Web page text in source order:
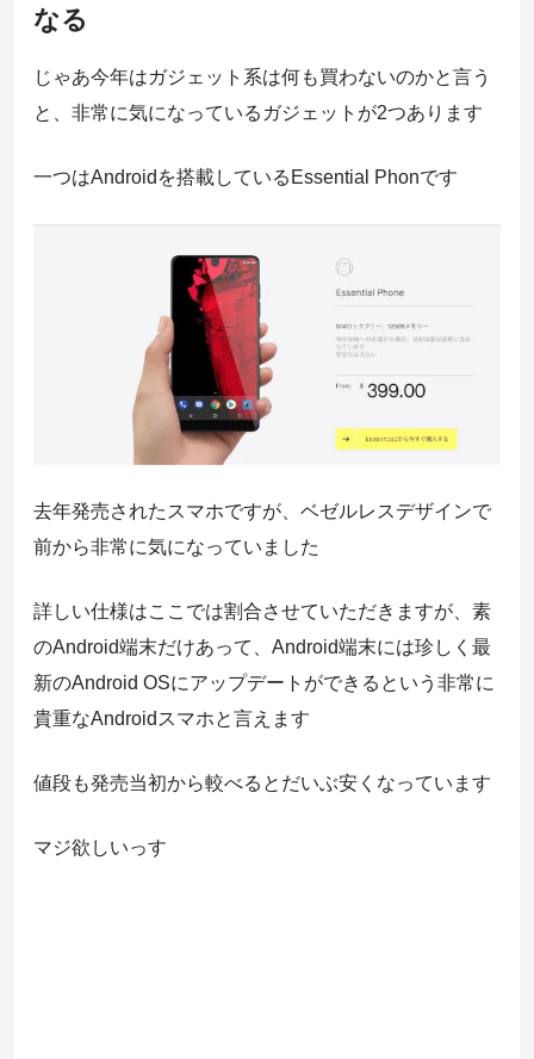
なる
じゃあ今年はガジェット系は何も買わないのかと言う
と、非常に気になっているガジェットが2つあります
一つはAndroidを搭載しているEssential Phonです
去年発売されたスマホですが、ベゼルレスデザインで
前から非常に気になっていました
詳しい仕様はここでは割合させていただきますが、素
のAndroid端末だけあって、Android端末には珍しく最
新のAndroid OSにアップデートができるという非常に
貴重なAndroidスマホと言えます
値段も発売当初から較べるとだいぶ安くなっています
マジ欲しいっす